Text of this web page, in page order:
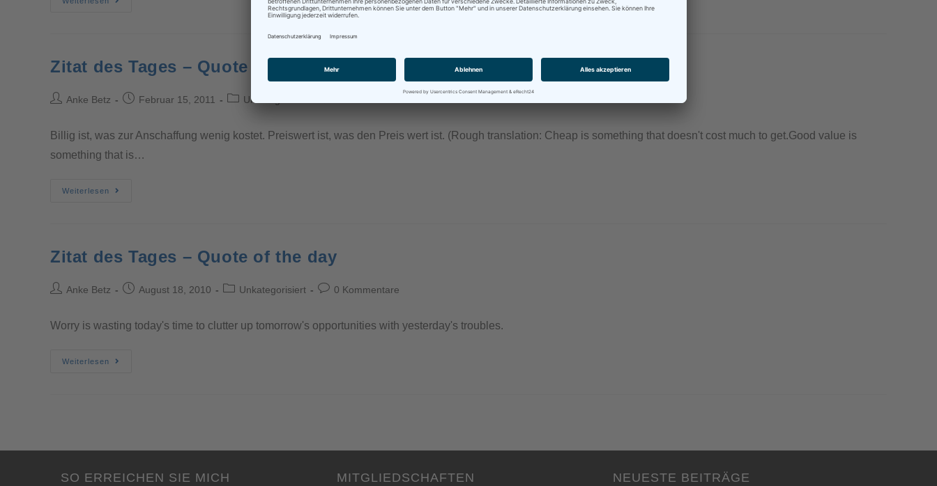
Zitat des Tages – Quote of the day
Anke Betz Februar 15, 2011 Unkategorisiert
Billig ist, was zur Anschaffung wenig kostet. Preiswert ist, was den Preis wert ist. (Rough translation: Cheap is something that doesn't cost much to get.Good value is
something that is…
Weiterlesen
Zitat des Tages – Quote of the day
Anke Betz August 18, 2010 Unkategorisiert 0 Kommentare
Worry is wasting today's time to clutter up tomorrow's opportunities with yesterday's troubles.
Weiterlesen
SO ERREICHEN SIE MICH MITGLIEDSCHAFTEN NEUESTE BEITRÄGE